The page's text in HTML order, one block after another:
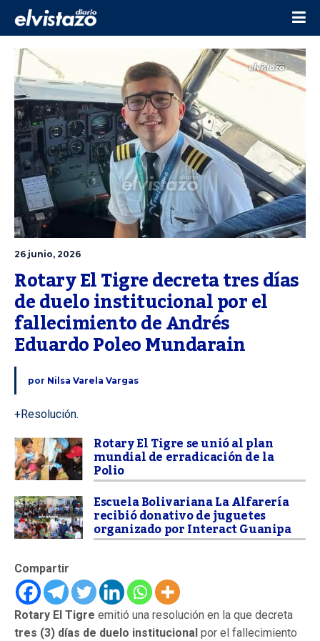
26 junio, 2026
Rotary El Tigre decreta tres días
de duelo institucional por el
fallecimiento de Andrés
Eduardo Poleo Mundarain
por Nilsa Varela Vargas
+Resolución.
Rotary El Tigre se unió al plan
mundial de erradicación de la
Polio
Escuela Bolivariana La Alfarería
recibió donativo de juguetes
organizado por Interact Guanipa
Compartir
Rotary El Tigre emitió una resolución en la que decreta
tres (3) días de duelo institucional por el fallecimiento